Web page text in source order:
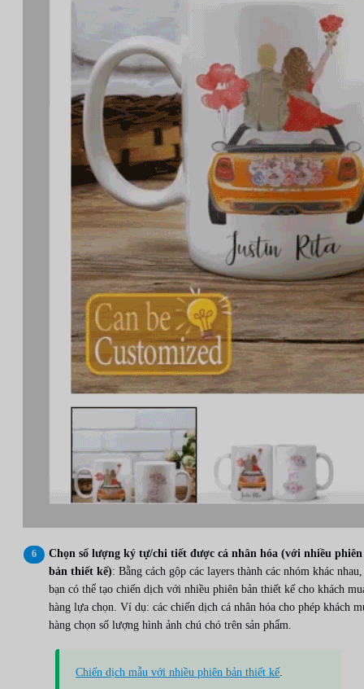
Chọn số lượng ký tự/chi tiết được cá nhân hóa (với nhiều phiên
bản thiết kế): Bằng cách gộp các layers thành các nhóm khác nhau,
bạn có thể tạo chiến dịch với nhiều phiên bản thiết kế cho khách
hàng lựa chọn. Ví dụ: các chiến dịch cá nhân hóa cho phép khách
hàng chọn số lượng hình ảnh chú chó trên sản phẩm.
Chiến dịch mẫu với nhiều phiên bản thiết kế.